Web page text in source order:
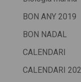
BON ANY 2019
BON NADAL
CALENDARI
CALENDARI